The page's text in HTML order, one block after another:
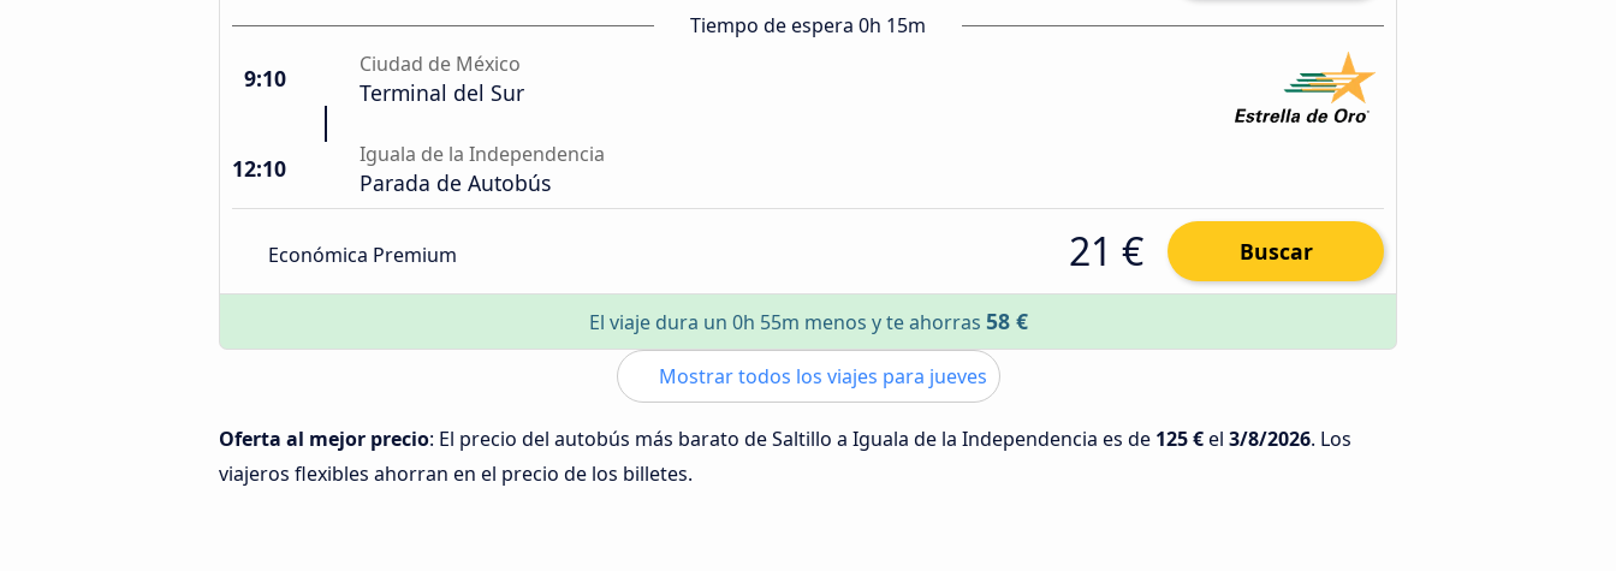
Tiempo de espera 0h 15m
9:10 Ciudad de México
Terminal del Sur
12:10 Iguala de la Independencia
Parada de Autobús
Económica Premium 21 € Buscar
El viaje dura un 0h 55m menos y te ahorras 58 €
Mostrar todos los viajes para jueves
Oferta al mejor precio: El precio del autobús más barato de Saltillo a Iguala de la Independencia es de 125 €el 3/8/2026. Los
viajeros flexibles ahorran en el precio de los billetes.